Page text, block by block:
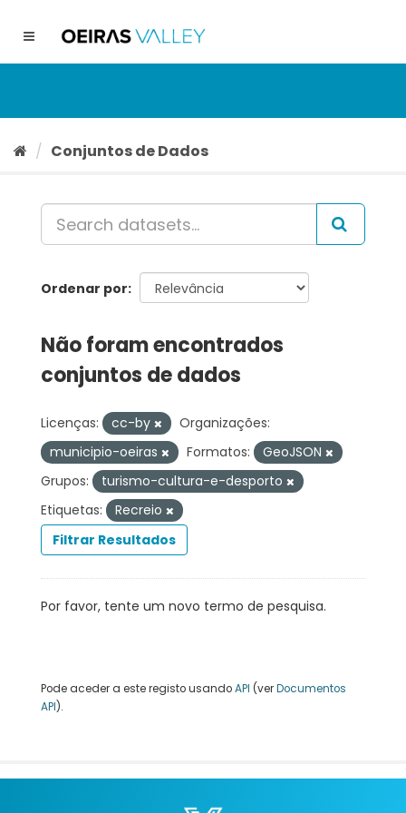
conteúdo
Toggle
Conjuntos de Dados
Ordenar por
Não foram encontrados
conjuntos de dados
Licenças: cc-by
Organizações:
municipio-oeiras
Formatos:
GeoJSON
Grupos:
turismo-cultura-e-desporto
Etiquetas:
Recreio
Filtrar Resultados
Por favor, tente um novo termo de pesquisa.
Pode aceder a este registo usandoAPI (verDocumentos
API).